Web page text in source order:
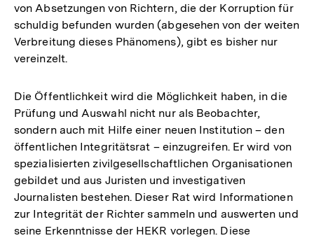
von Absetzungen von Richtern, die der Korruption für
schuldig befunden wurden (abgesehen von der weiten
Verbreitung dieses Phänomens), gibt es bisher nur
vereinzelt.
Die Öffentlichkeit wird die Möglichkeit haben, in die
Prüfung und Auswahl nicht nur als Beobachter,
sondern auch mit Hilfe einer neuen Institution – den
öffentlichen Integritätsrat – einzugreifen. Er wird von
spezialisierten zivilgesellschaftlichen Organisationen
gebildet und aus Juristen und investigativen
Journalisten bestehen. Dieser Rat wird Informationen
zur Integrität der Richter sammeln und auswerten und
seine Erkenntnisse der HEKR vorlegen. Diese